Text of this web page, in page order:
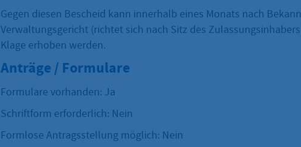
Gegen diesen Bescheid kann innerhalb eines Monats nach
Verwaltungsgericht (richtet sich nach Sitz des
Klage erhoben werden.
Anträge / Formulare
Formulare vorhanden: Ja
Schriftform erforderlich: Nein
Formlose Antragsstellung möglich: Nein